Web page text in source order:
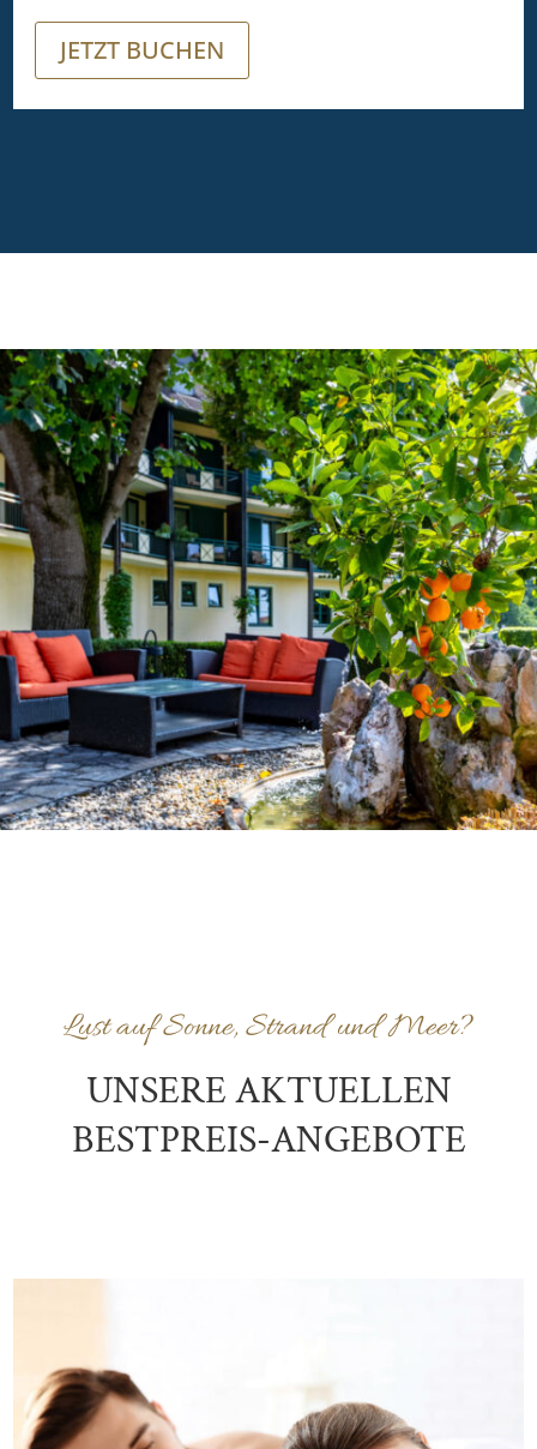
JETZT BUCHEN
Lust auf Sonne, Strand und Meer?
UNSERE AKTUELLEN
BESTPREIS-ANGEBOTE